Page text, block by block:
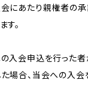
にあたり親権者の
す。
入会申込を行った
場合、当会への入